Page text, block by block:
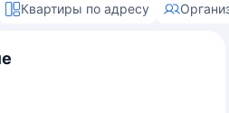
Квартиры по адресу